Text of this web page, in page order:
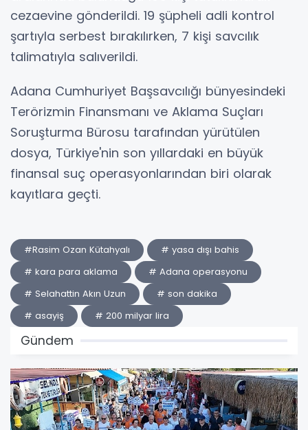
cezaevine gönderildi. 19 şüpheli adli kontrol
şartıyla serbest bırakılırken, 7 kişi savcılık
talimatıyla salıverildi.
Adana Cumhuriyet Başsavcılığı bünyesindeki
Terörizmin Finansmanı ve Aklama Suçları
Soruşturma Bürosu tarafından yürütülen
dosya, Türkiye'nin son yıllardaki en büyük
finansal suç operasyonlarından biri olarak
kayıtlara geçti.
#Rasim Ozan Kütahyalı
# yasa dışı bahis
# kara para aklama
# Adana operasyonu
# Selahattin Akın Uzun
# son dakika
# asayiş
# 200 milyar lira
Gündem